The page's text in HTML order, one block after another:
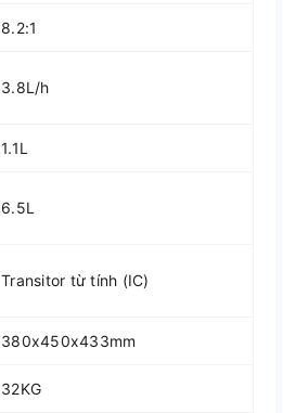
8.2:1
3.8L/h
1.1L
6.5L
Transitor từ tính (IC)
380x450x433mm
32KG